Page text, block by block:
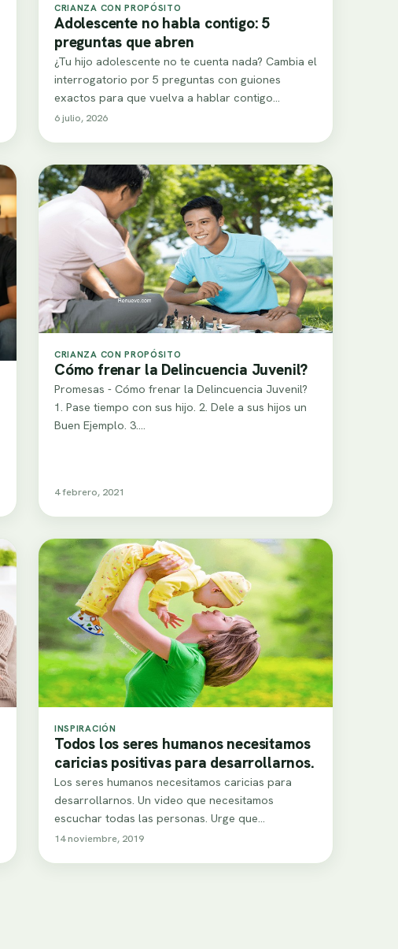
CRIANZA CON PROPÓSITO
Adolescente no habla contigo: 5
preguntas que abren
¿Tu hijo adolescente no te cuenta nada? Cambia el
interrogatorio por 5 preguntas con guiones
exactos para que vuelva a hablar contigo…
6 julio, 2026
CRIANZA CON PROPÓSITO
Cómo frenar la Delincuencia Juvenil?
Promesas - Cómo frenar la Delincuencia Juvenil?
1. Pase tiempo con sus hijo. 2. Dele a sus hijos un
Buen Ejemplo. 3.…
4 febrero, 2021
INSPIRACIÓN
Todos los seres humanos necesitamos
caricias positivas para desarrollarnos.
Los seres humanos necesitamos caricias para
desarrollarnos. Un video que necesitamos
escuchar todas las personas. Urge que
mejoremos las relaciones interpersonales y…
14 noviembre, 2019